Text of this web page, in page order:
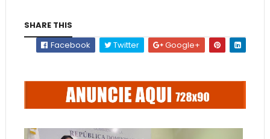
SHARE THIS
Facebook
Twitter Google+